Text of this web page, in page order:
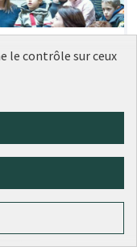
de
au vote
le contrôle sur ceux